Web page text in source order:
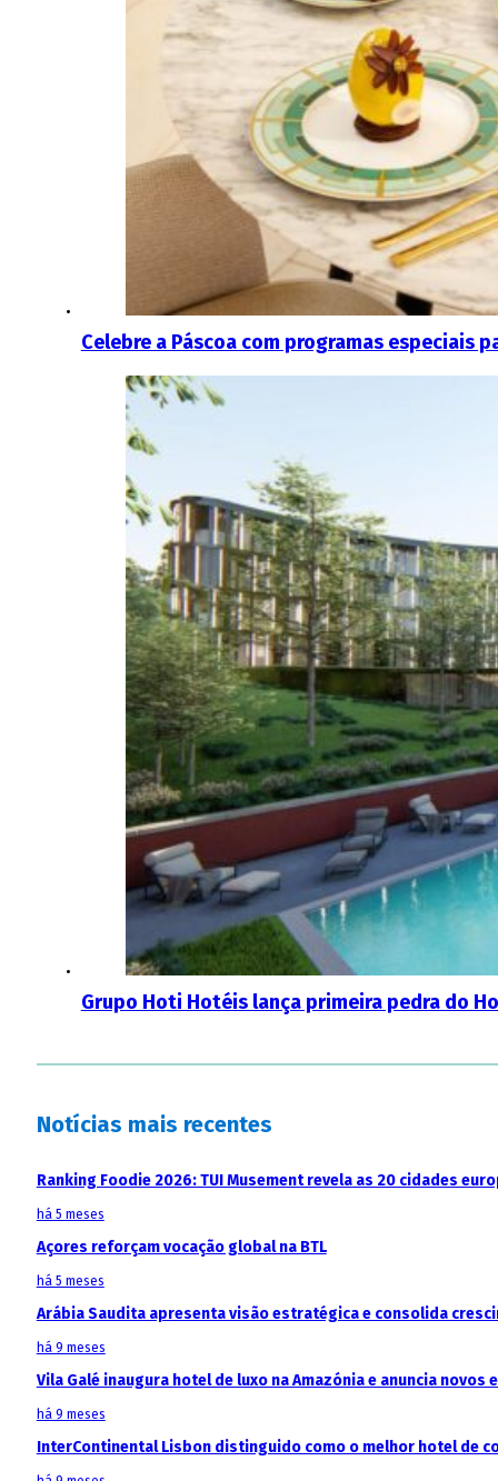
Celebre a Páscoa com programas especiais
Grupo Hoti Hotéis lança primeira pedra do
Notícias mais recentes
Ranking Foodie 2026: TUI Musement revela as 20 cidades
há 5 meses
Açores reforçam vocação global na BTL
há 5 meses
Arábia Saudita apresenta visão estratégica e consolida
há 9 meses
Vila Galé inaugura hotel de luxo na Amazónia e anuncia
há 9 meses
InterContinental Lisbon distinguido como o melhor hotel de